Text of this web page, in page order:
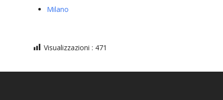
Milano
Visualizzazioni : 471